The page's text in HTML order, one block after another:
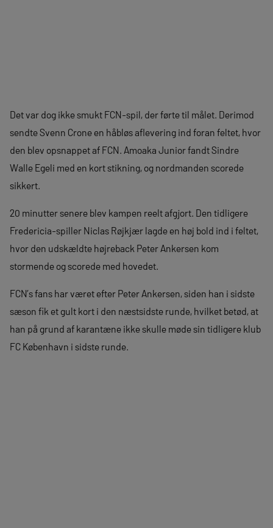
Det var dog ikke smukt FCN-spil, der førte til målet. Derimod
sendte Svenn Crone en håbløs aflevering ind foran feltet, hvor
den blev opsnappet af FCN. Amoaka Junior fandt Sindre
Walle Egeli med en kort stikning, og nordmanden scorede
sikkert.
20 minutter senere blev kampen reelt afgjort. Den tidligere
Fredericia-spiller Niclas Røjkjær lagde en høj bold ind i feltet,
hvor den udskældte højreback Peter Ankersen kom
stormende og scorede med hovedet.
FCN’s fans har været efter Peter Ankersen, siden han i sidste
sæson fik et gult kort i den næstsidste runde, hvilket betød, at
han på grund af karantæne ikke skulle møde sin tidligere klub
FC København i sidste runde.